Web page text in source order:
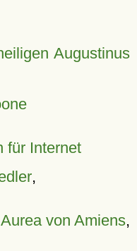
Augustinus
für Internet
,
Aurea von Amiens,